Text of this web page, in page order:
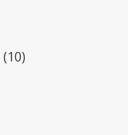
10товаров